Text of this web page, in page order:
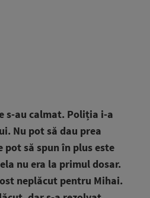
s-au calmat. Poliția i-a
Nu pot să dau prea
să spun în plus este
nu era la primul dosar.
neplăcut pentru Mihai.